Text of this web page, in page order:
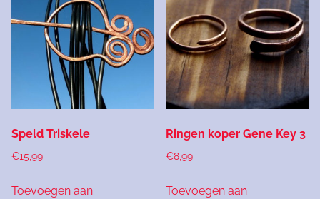
Speld Triskele
€15,99
Toevoegen aan
Ringen koper Gene Key 3
€8,99
Toevoegen aan